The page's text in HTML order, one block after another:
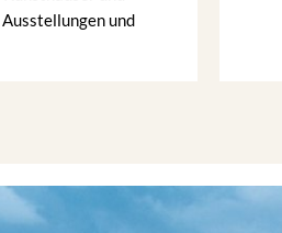
und